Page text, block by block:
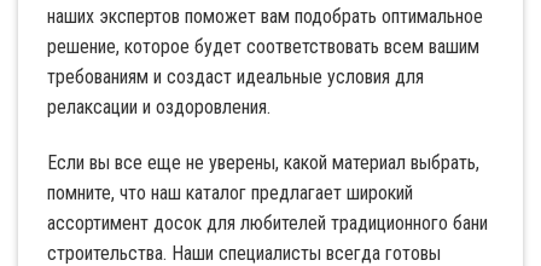
наших экспертов поможет вам подобрать оптимальное
решение, которое будет соответствовать всем вашим
требованиям и создаст идеальные условия для
релаксации и оздоровления.
Если вы все еще не уверены, какой материал выбрать,
помните, что наш каталог предлагает широкий
ассортимент досок для любителей традиционного бани
строительства. Наши специалисты всегда готовы